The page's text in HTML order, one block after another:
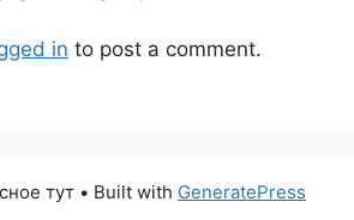
in to post a comment.
тут • Built with GeneratePress